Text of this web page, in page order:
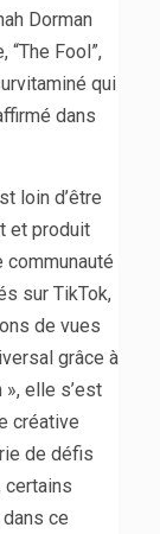
Dorman
Fool”,
qui
dans
loin d’être
et produit
sur TikTok,
de vues
grâce à
elle s’est
créative
de défis
certains
ce